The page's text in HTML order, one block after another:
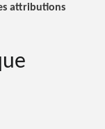
attributions